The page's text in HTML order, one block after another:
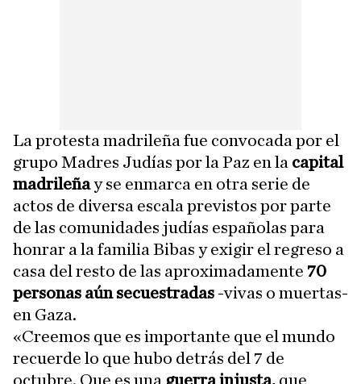
La protesta madrileña fue convocada por el
grupo Madres Judías por la Paz en la capital
madrileñay se enmarca en otra serie de
actos de diversa escala previstos por parte
de las comunidades judías españolas para
honrar a la familia Bibas y exigir el regreso a
casa del resto de las aproximadamente 70
personas aún secuestradas -vivas o muertas-
en Gaza.
«Creemos que es importante que el mundo
recuerde lo que hubo detrás del 7 de
octubre. Que es una guerra injusta, que